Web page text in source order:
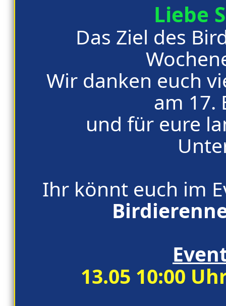
Liebe
Das Ziel des
Wir danken euch
am 17.
und für eure
Ihr könnt euch im
13.05 10:00